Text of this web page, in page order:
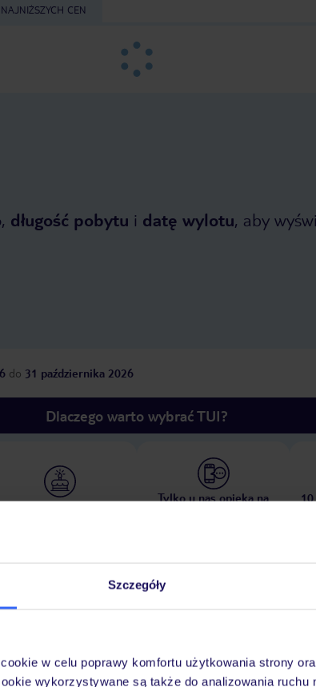
Szczegóły
w celu poprawy komfortu użytkowania strony
wykorzystywane są także do analizowania ruchu
CEN
, długość pobytu i datę wylotu, aby
do 31 października 2026
Dlaczego warto wybrać TUI?
30 lat w Polsce
Tylko u nas opieka na